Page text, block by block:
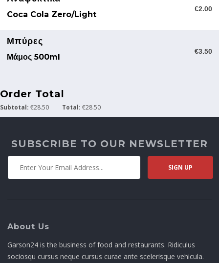
Coca Cola Zero/light
€2.00
Μπύρες
Μάμος 500ml
€3.50
Order Total
Subtotal: €28.50 Total: €28.50
SUBSCRIBE TO OUR NEWSLETTER
About Us
Garson24 is the business of food and restaurants. Ridiculus
sociosqu cursus neque cursus curae ante scelerisque vehicula.